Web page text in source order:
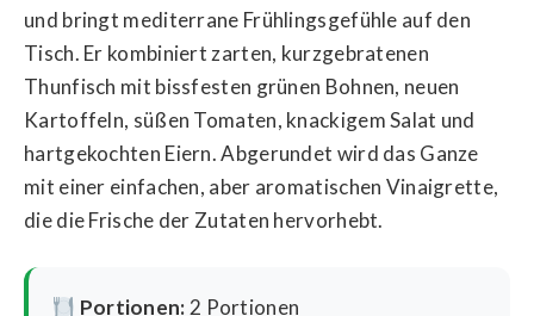
und bringt mediterrane Frühlingsgefühle auf den
Tisch. Er kombiniert zarten, kurzgebratenen
Thunfisch mit bissfesten grünen Bohnen, neuen
Kartoffeln, süßen Tomaten, knackigem Salat und
hartgekochten Eiern. Abgerundet wird das Ganze
mit einer einfachen, aber aromatischen Vinaigrette,
die die Frische der Zutaten hervorhebt.
Portionen: 2 Portionen